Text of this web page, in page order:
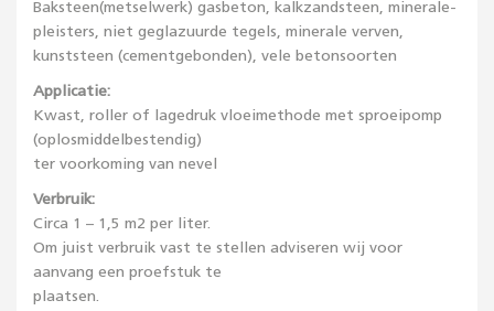
Baksteen(metselwerk) gasbeton, kalkzandsteen, minerale-
pleisters, niet geglazuurde tegels, minerale verven,
kunststeen (cementgebonden), vele betonsoorten
Applicatie:
Kwast, roller of lagedruk vloeimethode met sproeipomp
(oplosmiddelbestendig)
ter voorkoming van nevel
Verbruik:
Circa 1 – 1,5 m2 per liter.
Om juist verbruik vast te stellen adviseren wij voor
aanvang een proefstuk te
plaatsen.